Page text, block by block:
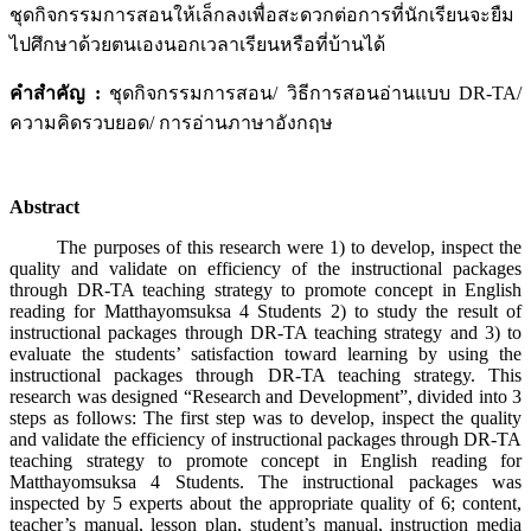
ชุดกิจกรรมการสอนให้เล็กลงเพื่อสะดวกต่อการที่นักเรียนจะยืม
ไปศึกษาด้วยตนเองนอกเวลาเรียนหรือที่บ้านได้
คำสำคัญ : ชุดกิจกรรมการสอน/ วิธีการสอนอ่านแบบ DR-TA/
ความคิดรวบยอด/ การอ่านภาษาอังกฤษ
Abstract
The purposes of this research were 1) to develop, inspect the
quality and validate on efficiency of the instructional packages
through DR-TA teaching strategy to promote concept in English
reading for Matthayomsuksa 4 Students 2) to study the result of
instructional packages through DR-TA teaching strategy and 3) to
evaluate the students’ satisfaction toward learning by using the
instructional packages through DR-TA teaching strategy. This
research was designed “Research and Development”, divided into 3
steps as follows: The first step was to develop, inspect the quality
and validate the efficiency of instructional packages through DR-TA
teaching strategy to promote concept in English reading for
Matthayomsuksa 4 Students. The instructional packages was
inspected by 5 experts about the appropriate quality of 6; content,
teacher’s manual, lesson plan, student’s manual, instruction media